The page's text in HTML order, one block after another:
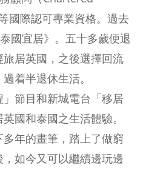
國際認可專業資格。過去
國宜居》。五十多歲便退
居英國，之後選擇回流
着半退休生活。
節目和新城電台「移居
國和泰國之生活體驗。
年的畫筆，踏上了做窮
如今又可以繼續邊玩邊